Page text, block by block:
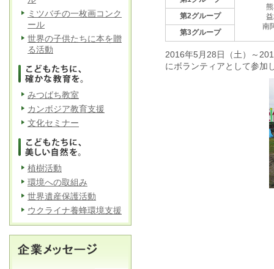
南
第2グループ
第3グループ
2016年5月28日（土）～
にボランティアとして参加
ミツバチの一枚画コンク
ール
世界の子供たちに本を贈
る活動
みつばち教室
カンボジア教育支援
文化セミナー
植樹活動
環境への取組み
世界遺産保護活動
ウクライナ養蜂環境支援